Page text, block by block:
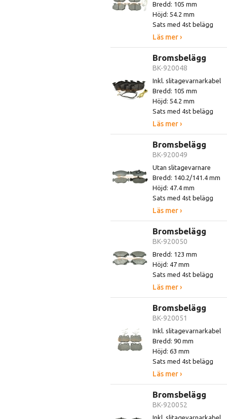
Bredd: 105 mm
Höjd: 54.2 mm
Sats med 4st belägg
Läs mer ›
Bromsbelägg
BK-920048
Inkl. slitagevarnarkabel
Bredd: 105 mm
Höjd: 54.2 mm
Sats med 4st belägg
Läs mer ›
Bromsbelägg
BK-920049
Utan slitagevarnare
Bredd: 140.2/141.4 mm
Höjd: 47.4 mm
Sats med 4st belägg
Läs mer ›
Bromsbelägg
BK-920050
Bredd: 123 mm
Höjd: 47 mm
Sats med 4st belägg
Läs mer ›
Bromsbelägg
BK-920051
Inkl. slitagevarnarkabel
Bredd: 90 mm
Höjd: 63 mm
Sats med 4st belägg
Läs mer ›
Bromsbelägg
BK-920052
Inkl. slitagevarnarkabel